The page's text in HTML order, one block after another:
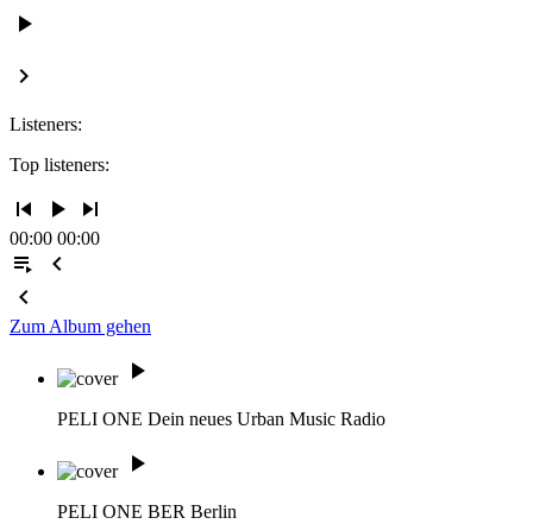
play_arrow
keyboard_arrow_right
Listeners:
Top listeners:
skip_previous play_arrow skip_next
00:00 00:00
playlist_play
chevron_left
chevron_left
Zum Album gehen
play_arrow
PELI ONE Dein neues Urban Music Radio
play_arrow
PELI ONE BER Berlin